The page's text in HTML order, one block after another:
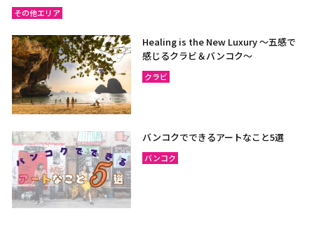
その他エリア
Healing is the New Luxury ～五感で
感じるクラビ＆バンコク～
クラビ
バンコクでできるアートなこと5選
バンコク